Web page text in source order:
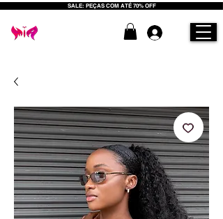
SALE: PEÇAS COM ATÉ 70% OFF